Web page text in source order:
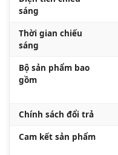
sáng
Thời gian chiếu
sáng
Bộ sản phẩm bao
gồm
Chính sách đổi trả
Cam kết sản phẩm